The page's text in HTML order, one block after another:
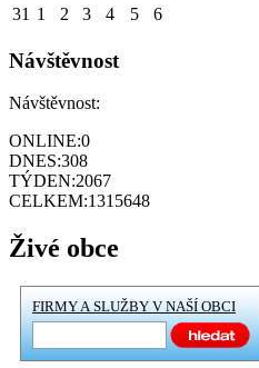
31 1 2 3 4 5 6
Návštěvnost
Návštěvnost:
ONLINE:0
DNES:308
TÝDEN:2067
CELKEM:1315648
Živé obce
FIRMY A SLUŽBY V NAŠÍ OBCI